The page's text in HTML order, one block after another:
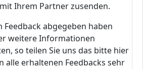
Ihrem Partner zusenden.
Feedback abgegeben haben
weitere Informationen
so teilen Sie uns das bitte hier
alle erhaltenen Feedbacks sehr